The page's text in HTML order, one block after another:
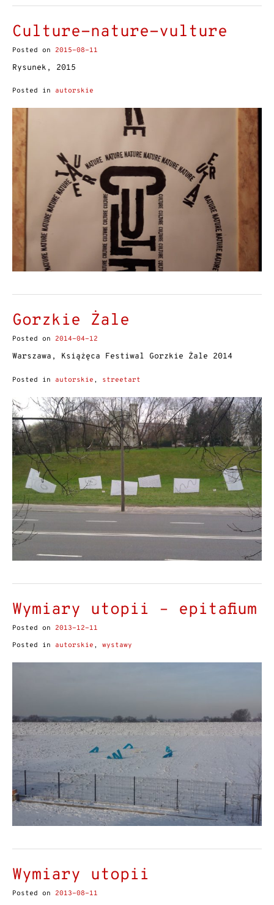
Culture-nature-vulture
Posted on 2015-08-11
Rysunek, 2015
Posted in autorskie
Gorzkie Żale
Posted on 2014-04-12
Warszawa, Książęca Festiwal Gorzkie Żale 2014
Posted in autorskie , streetart
Wymiary utopii – epitafium
Posted on 2013-12-11
Posted in autorskie , wystawy
Wymiary utopii
Posted on 2013-08-11